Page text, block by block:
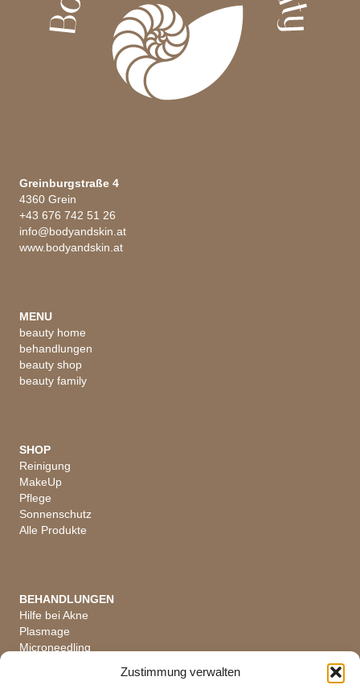
Zustimmung verwalten
Greinburgstraße 4
4360 Grein
+43 676 742 51 26
info@bodyandskin.at
www.bodyandskin.at
MENU
beauty home
behandlungen
beauty shop
beauty family
SHOP
Reinigung
MakeUp
Pflege
Sonnenschutz
Alle Produkte
BEHANDLUNGEN
Hilfe bei Akne
Plasmage
Microneedling